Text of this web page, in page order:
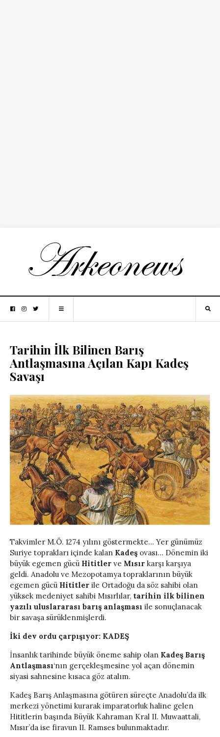
Tarihin İlk Bilinen Barış
Antlaşmasına Açılan Kapı Kadeş
Savaşı
Takvimler M.Ö. 1274 yılını göstermekte… Yer günümüz
Suriye toprakları içinde kalan Kadeş ovası… Dönemin iki
büyük egemen gücü Hititler ve Mısır karşı karşıya
geldi. Anadolu ve Mezopotamya topraklarının büyük
egemen gücü Hititler ile Ortadoğu da söz sahibi olan
yüksek medeniyet sahibi Mısırlılar, tarihin ilk bilinen
yazılı uluslararası barış anlaşması ile sonuçlanacak
bir savaşa sürüklenmişlerdi.
İki dev ordu çarpışıyor: KADEŞ
İnsanlık tarihinde büyük öneme sahip olan Kadeş Barış
Antlaşması‘nın gerçekleşmesine yol açan dönemin
siyasi sahnesine kısaca göz atalım.
Kadeş Barış Anlaşmasına götüren süreçte Anadolu’da ilk
merkezi yönetimi kurarak imparatorluk haline gelen
Hititlerin başında Büyük Kahraman Kral II. Muwaattali,
Mısır’da ise firavun II. Ramses bulunmaktadır.